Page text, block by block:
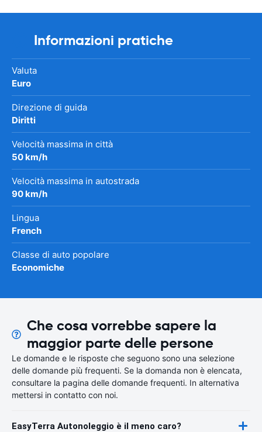
Informazioni pratiche
Valuta
Euro
Direzione di guida
Diritti
Velocità massima in città
50 km/h
Velocità massima in autostrada
90 km/h
Lingua
French
Classe di auto popolare
Economiche
Che cosa vorrebbe sapere la
maggior parte delle persone
Le domande e le risposte che seguono sono una selezione
delle domande più frequenti. Se la domanda non è elencata,
consultare la pagina delle domande frequenti. In alternativa
mettersi in contatto con noi.
EasyTerra Autonoleggio è il meno caro?